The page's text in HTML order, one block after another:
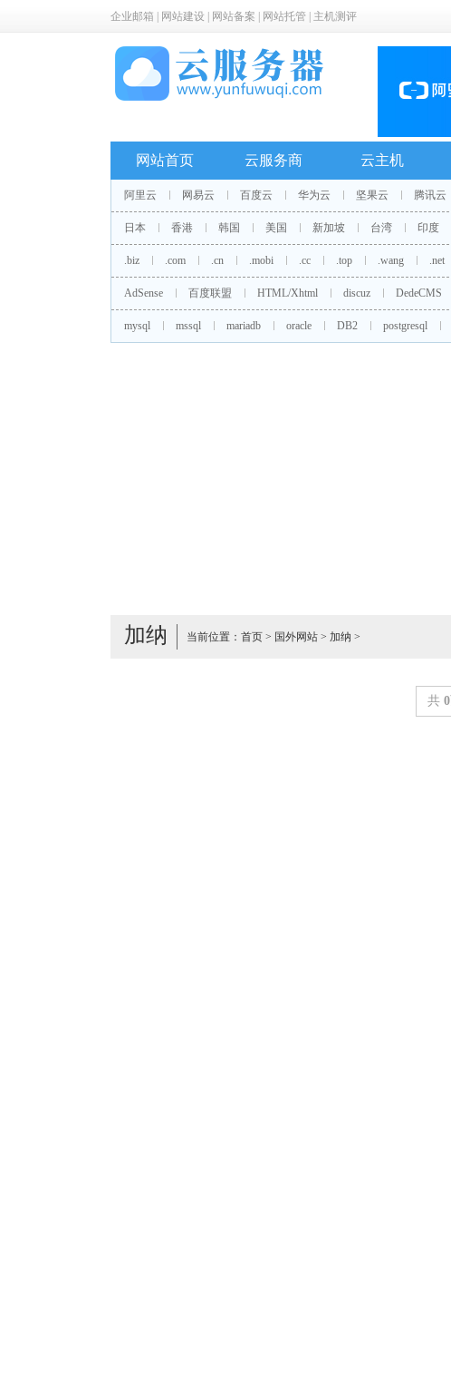
企业邮箱 网站建设 网站备案 网站托管 主机测评
网站首页 云服务商 云主机
阿里云 网易云 百度云 华为云 坚果云 腾讯云
日本 香港 韩国 美国 新加坡 台湾 印度
.biz .com .cn .mobi .cc .top .wang .net
AdSense 百度联盟 HTML/Xhtml discuz DedeCMS
mysql mssql mariadb oracle DB2 postgresql
加纳 当前位置： 首页 > 国外网站 > 加纳 >
共 0